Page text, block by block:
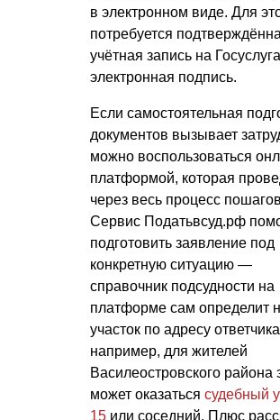
в электронном виде. Для
потребуется
учётная запись на
электронная подпись.
Если самостоятельная
документов вызывает
можно воспользоваться
платформой, которая
через весь процесс
Сервис Податьвсуд.рф
подготовить заявление под
конкретную ситуацию —
справочник подсудности на
платформе сам определит
участок по адресу
например, для жителей
Василеостровского района
может оказаться судебный
15 или соседний. Плюс